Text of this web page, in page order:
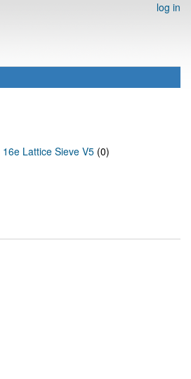
log in
16e Lattice Sieve V5 (0)